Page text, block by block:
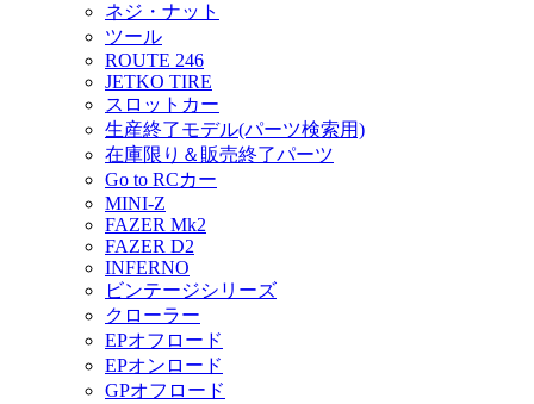
ネジ・ナット
ツール
ROUTE 246
JETKO TIRE
スロットカー
生産終了モデル(パーツ検索用)
在庫限り＆販売終了パーツ
Go to RCカー
MINI-Z
FAZER Mk2
FAZER D2
INFERNO
ビンテージシリーズ
クローラー
EPオフロード
EPオンロード
GPオフロード